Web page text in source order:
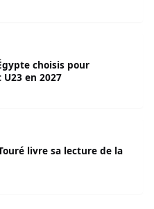
choisis pour
en 2027
livre sa lecture de la